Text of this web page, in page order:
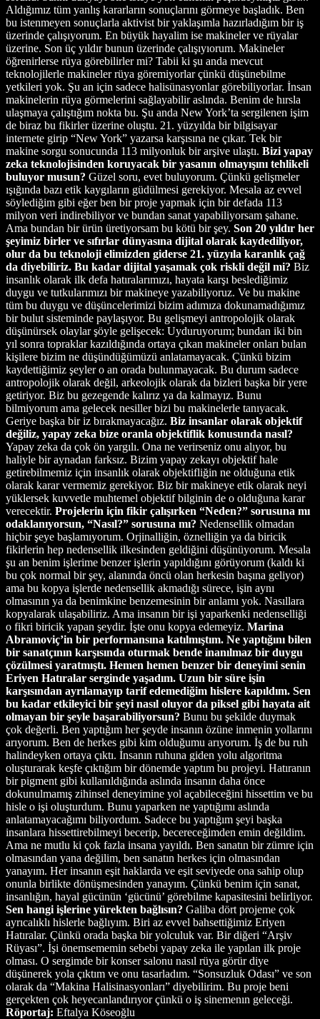
Aldığımız tüm yanlış kararların sonuçlarını görmeye başladık. Ben
bu istenmeyen sonuçlarla aktivist bir yaklaşımla hazırladığım bir iş
üzerinde çalışıyorum. En büyük hayalim ise makineler ve rüyalar
üzerine. Son üç yıldır bunun üzerinde çalışıyıorum. Makineler
öğrenirlerse rüya görebilirler mi? Tabii ki şu anda mevcut
teknolojilerle makineler rüya göremiyorlar çünkü düşünebilme
yetkileri yok. Şu an için sadece halisünasyonlar görebiliyorlar. İnsan
makinelerin rüya görmelerini sağlayabilir aslında. Benim de hırsla
ulaşmaya çalıştığım nokta bu. Şu anda New York’ta sergilenen işim
de biraz bu fikirler üzerine oluştu. 21. yüzyılda bir bilgisayar
internete girip “New York” yazarsa karşısına ne çıkar. Tek bir
makine sorgu sonucunda 113 milyonluk bir arşive ulaştı. Bizi yapay
zeka teknolojisinden koruyacak bir yasanın olmayışını tehlikeli
buluyor musun? Güzel soru, evet buluyorum. Çünkü gelişmeler
ışığında bazı etik kaygıların güdülmesi gerekiyor. Mesala az evvel
söylediğim gibi eğer ben bir proje yapmak için bir defada 113
milyon veri indirebiliyor ve bundan sanat yapabiliyorsam şahane.
Ama bundan bir ürün üretiyorsam bu kötü bir şey. Son 20 yıldır her
şeyimiz birler ve sıfırlar dünyasına dijital olarak kaydediliyor,
olur da bu teknoloji elimizden giderse 21. yüzyıla karanlık çağ
da diyebiliriz. Bu kadar dijital yaşamak çok riskli değil mi? Biz
insanlık olarak ilk defa hatıralarımızı, hayata karşı beslediğimiz
duygu ve tutkularımızı bir makineye yazabiliyoruz. Ve bu makine
tüm bu duygu ve düşüncelerimizi bizim adımıza dokunamadığımız
bir bulut sisteminde paylaşıyor. Bu gelişmeyi antropolojik olarak
düşünürsek olaylar şöyle gelişecek: Uyduruyorum; bundan iki bin
yıl sonra topraklar kazıldığında ortaya çıkan makineler onları bulan
kişilere bizim ne düşündüğümüzü anlatamayacak. Çünkü bizim
kaydettiğimiz şeyler o an orada bulunmayacak. Bu durum sadece
antropolojik olarak değil, arkeolojik olarak da bizleri başka bir yere
getiriyor. Biz bu gezegende kalırız ya da kalmayız. Bunu
bilmiyorum ama gelecek nesiller bizi bu makinelerle tanıyacak.
Geriye başka bir iz bırakmayacağız. Biz insanlar olarak objektif
değiliz, yapay zeka bize oranla objektiflik konusunda nasıl?
Yapay zeka da çok ön yargılı. Ona ne verirseniz onu alıyor, bu
haliyle bir aynadan farksız. Bizim yapay zekayı objektif hale
getirebilmemiz için insanlık olarak objektifliğin ne olduğuna etik
olarak karar vermemiz gerekiyor. Biz bir makineye etik olarak neyi
yüklersek kuvvetle muhtemel objektif bilginin de o olduğuna karar
verecektir. Projelerin için fikir çalışırken “Neden?” sorusuna mı
odaklanıyorsun, “Nasıl?” sorusuna mı? Nedensellik olmadan
hiçbir şeye başlamıyorum. Orjinalliğin, öznelliğin ya da biricik
fikirlerin hep nedensellik ilkesinden geldiğini düşünüyorum. Mesala
şu an benim işlerime benzer işlerin yapıldığını görüyorum (kaldı ki
bu çok normal bir şey, alanında öncü olan herkesin başına geliyor)
ama bu kopya işlerde nedensellik akmadığı sürece, işin aynı
olmasının ya da benimkine benzemesinin bir anlamı yok. Nasıllara
kopyalarak ulaşabiliriz. Ama insanın bir işi yaparkenki nedenselliği
o fikri biricik yapan şeydir. İşte onu kopya edemeyiz. Marina
Abramoviç’in bir performansına katılmıştım. Ne yaptığını bilen
bir sanatçının karşısında oturmak bende inanılmaz bir duygu
çözülmesi yaratmıştı. Hemen hemen benzer bir deneyimi senin
Eriyen Hatıralar serginde yaşadım. Uzun bir süre işin
karşısından ayrılamayıp tarif edemediğim hislere kapıldım. Sen
bu kadar etkileyici bir şeyi nasıl oluyor da piksel gibi hayata ait
olmayan bir şeyle başarabiliyorsun? Bunu bu şekilde duymak
çok değerli. Ben yaptığım her şeyde insanın özüne inmenin yollarını
arıyorum. Ben de herkes gibi kim olduğumu arıyorum. İş de bu ruh
halindeyken ortaya çıktı. İnsanın ruhuna giden yolu algoritma
oluşturarak keşfe çıktığım bir dönemde yaptım bu projeyi. Hatıranın
bir pigment gibi kullanıldığında aslında insanın daha önce
dokunulmamış zihinsel deneyimine yol açabileceğini hissettim ve bu
hisle o işi oluşturdum. Bunu yaparken ne yaptığımı aslında
anlatamayacağımı biliyordum. Sadece bu yaptığım şeyi başka
insanlara hissettirebilmeyi becerip, becereceğimden emin değildim.
Ama ne mutlu ki çok fazla insana yayıldı. Ben sanatın bir zümre için
olmasından yana değilim, ben sanatın herkes için olmasından
yanayım. Her insanın eşit haklarda ve eşit seviyede ona sahip olup
onunla birlikte dönüşmesinden yanayım. Çünkü benim için sanat,
insanlığın, hayal gücünün ‘gücünü’ görebilme kapasitesini belirliyor.
Sen hangi işlerine yürekten bağlısın? Galiba dört projeme çok
ayrıcalıklı hislerle bağlıyım. Biri az evvel bahsettiğimiz Eriyen
Hatıralar. Çünkü orada başka bir yolculuk var. Bir diğeri “Arşiv
Rüyası”. İşi önemsememin sebebi yapay zeka ile yapılan ilk proje
olması. O sergimde bir konser salonu nasıl rüya görür diye
düşünerek yola çıktım ve onu tasarladım. “Sonsuzluk Odası” ve son
olarak da “Makina Halisinasyonları” diyebilirim. Bu proje beni
gerçekten çok heyecanlandırıyor çünkü o iş sinemenın geleceği.
Röportaj: Eftalya Köseoğlu